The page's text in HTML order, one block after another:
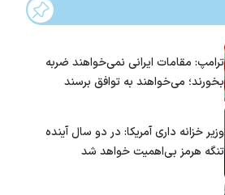
ترامپ: مقامات ایرانی نمی‌خواهند ضربه
بخورند؛ می‌خواهند به توافق برسند
وزیر خزانه داری آمریکا: در دو سال آینده
تنگه هرمز بی‌اهمیت خواهد شد